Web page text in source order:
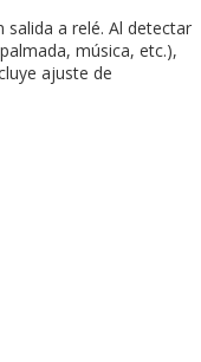
a relé. Al detectar
música, etc.),
ajuste de